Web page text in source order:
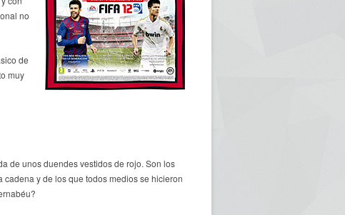
no
de
muy
de unos duendes vestidos de rojo. Son los
y de los que todos medios se hicieron